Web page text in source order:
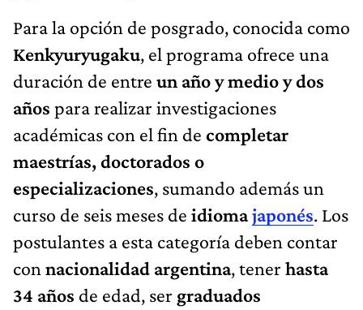
Para la opción de posgrado, conocida como
Kenkyuryugaku, el programa ofrece una
duración de entre un año y medio y dos
años para realizar investigaciones
académicas con el fin de completar
maestrías, doctorados o
especializaciones, sumando además un
curso de seis meses de idiomajaponés. Los
postulantes a esta categoría deben contar
con nacionalidad argentina, tener hasta
34 años de edad, ser graduados